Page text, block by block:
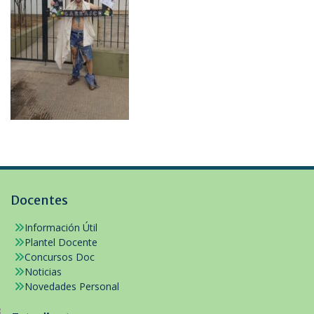
Docentes
Información Útil
Plantel Docente
Concursos Doc
Noticias
Novedades Personal